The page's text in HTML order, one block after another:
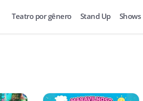
Teatro por gênero Stand Up Shows